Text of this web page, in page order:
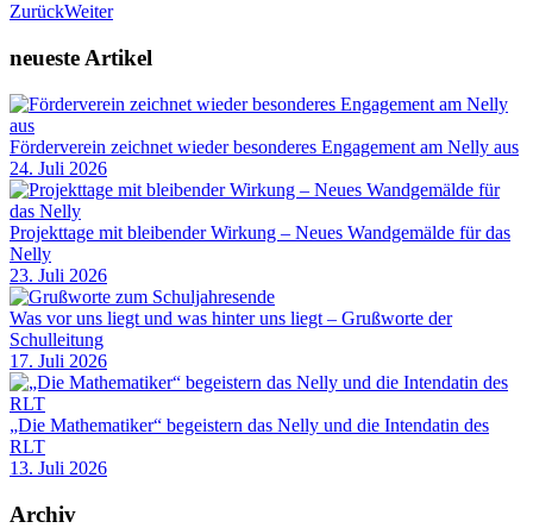
ZurückWeiter
neueste Artikel
Förderverein zeichnet wieder besonderes Engagement am Nelly aus
24. Juli 2026
Projekttage mit bleibender Wirkung – Neues Wandgemälde für das
Nelly
23. Juli 2026
Was vor uns liegt und was hinter uns liegt – Grußworte der
Schulleitung
17. Juli 2026
„Die Mathematiker“ begeistern das Nelly und die Intendatin des
RLT
13. Juli 2026
Archiv